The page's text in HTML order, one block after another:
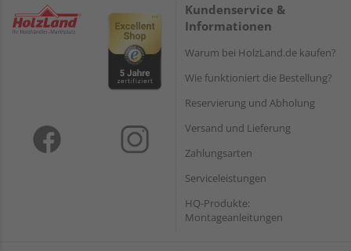
Kundenservice &
Informationen
Warum bei HolzLand.de kaufen?
Wie funktioniert die Bestellung?
Reservierung und Abholung
Versand und Lieferung
Zahlungsarten
Serviceleistungen
HQ-Produkte:
Montageanleitungen